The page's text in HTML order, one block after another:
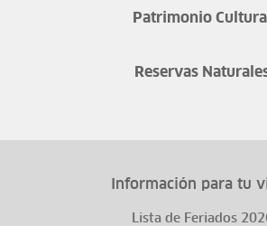
Patrimonio Cultural
Reservas
Información para tu
Lista de Feriados